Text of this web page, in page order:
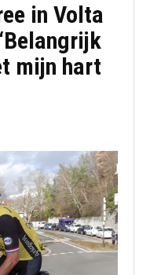
in Volta
mijn hart